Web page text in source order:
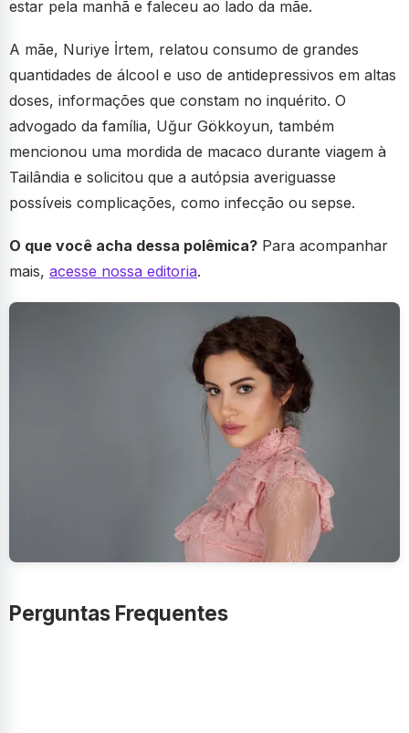
estar pela manhã e faleceu ao lado da mãe.
A mãe, Nuriye İrtem, relatou consumo de grandes
quantidades de álcool e uso de antidepressivos em altas
doses, informações que constam no inquérito. O
advogado da família, Uğur Gökkoyun, também
mencionou uma mordida de macaco durante viagem à
Tailândia e solicitou que a autópsia averiguasse
possíveis complicações, como infecção ou sepse.
O que você acha dessa polêmica? Para acompanhar
mais, acesse nossa editoria.
Perguntas Frequentes